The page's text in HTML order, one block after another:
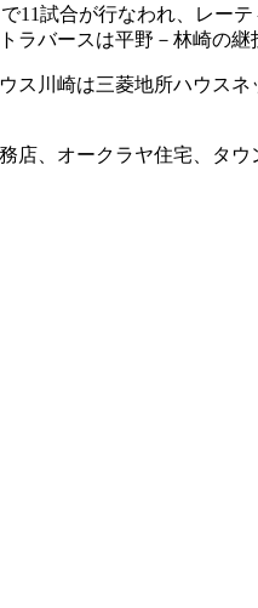
11試合が行なわれ、レーテ
バースは平野－林崎の継
ス川崎は三菱地所ハウスネ
店、オークラヤ住宅、タウ